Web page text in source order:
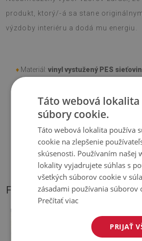
produkt, ktorý/-á sa stane
výzdoby interiéru a dodá mu energiu.
♦ Materiál: vinyl vystužený PES
Odtiene Podložky pod stoličku sa
Podložka je určená na použitie na
položení na mäkký povrch sa môže
FOTOGRAFIE NÁŠHO
Táto webová lokalita
súbory cookie.
Táto webová lokalita používa
cookie na zlepšenie
skúsenosti. Používaním našej
lokality vyjadrujete súhlas s
všetkých súborov cookie v
zásadami používania súborov
Prečítať viac
PRIJAŤ